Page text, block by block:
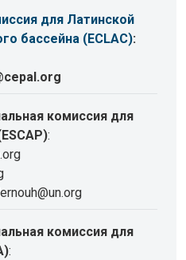
для Латинской
бассейна (ECLAC):
комиссия для
:
комиссия для
: